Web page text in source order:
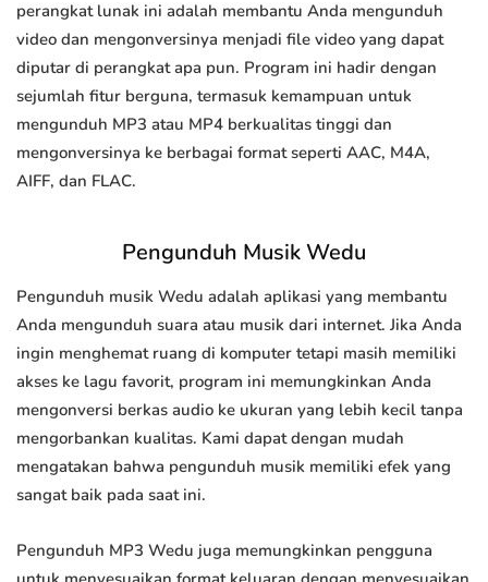
perangkat lunak ini adalah membantu Anda mengunduh
video dan mengonversinya menjadi file video yang dapat
diputar di perangkat apa pun. Program ini hadir dengan
sejumlah fitur berguna, termasuk kemampuan untuk
mengunduh MP3 atau MP4 berkualitas tinggi dan
mengonversinya ke berbagai format seperti AAC, M4A,
AIFF, dan FLAC.
Pengunduh Musik Wedu
Pengunduh musik Wedu adalah aplikasi yang membantu
Anda mengunduh suara atau musik dari internet. Jika Anda
ingin menghemat ruang di komputer tetapi masih memiliki
akses ke lagu favorit, program ini memungkinkan Anda
mengonversi berkas audio ke ukuran yang lebih kecil tanpa
mengorbankan kualitas. Kami dapat dengan mudah
mengatakan bahwa pengunduh musik memiliki efek yang
sangat baik pada saat ini.
Pengunduh MP3 Wedu juga memungkinkan pengguna